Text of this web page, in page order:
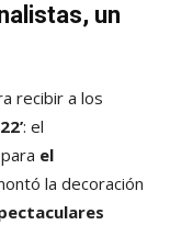
un
recibir a los
: el
el
la decoración